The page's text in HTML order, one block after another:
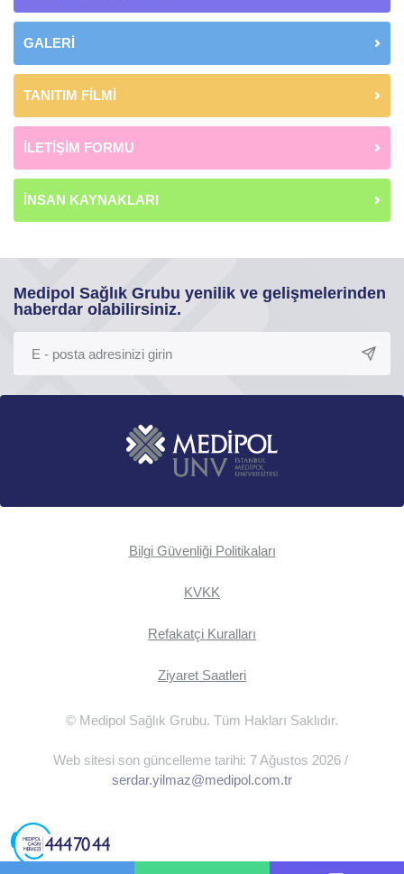
GALERİ
TANITIM FİLMİ
İLETİŞİM FORMU
İNSAN KAYNAKLARI
Medipol Sağlık Grubu yenilik ve gelişmelerinden
haberdar olabilirsiniz.
Bilgi Güvenliği Politikaları
KVKK
Refakatçi Kuralları
Ziyaret Saatleri
© Medipol Sağlık Grubu. Tüm Hakları Saklıdır.
Web sitesi son güncelleme tarihi: 7 Ağustos 2026 /
serdar.yilmaz@medipol.com.tr